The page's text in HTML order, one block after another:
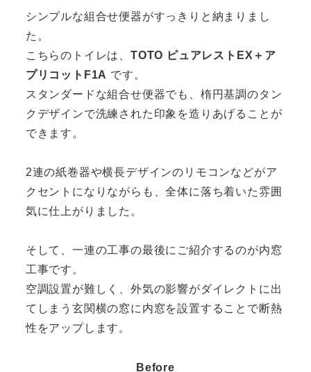
シンプルな組合せ便器がすっきりと納まりまし
た。
こちらのトイレは、 TOTO ピュアレストEX＋ア
プリコットF1A です。
スタンダードな組合せ便器でも、楕円基調のタン
クデザインで洗練された印象を造りあげることが
できます。
2連の紙巻器や横長デザインのリモコンなどがア
クセントになりながらも、全体に落ち着いた雰囲
気に仕上がりました。
そして、一連の工事の最後にご紹介するのが内窓
工事です。
空調設置が難しく、外気の影響がダイレクトに出
てしまう玄関横の窓に内窓を設置することで断熱
性をアップします。
Before